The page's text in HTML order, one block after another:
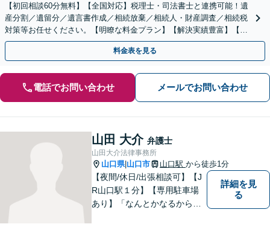
【初回相談60分無料】【全国対応】税理士・司法書士と連携可能！遺
産分割／遺留分／遺言書作成／相続放棄／相続人・財産調査／相続税
対策等お任せください。【明瞭な料金プラン】【解決実績豊富】【電
話相談可】
料金表を見る
電話でお問い合わせ メールでお問い合わせ
山田 大介 弁護士
山田大介法律事務所
山口県| 山口市 山口駅 から徒歩1分
【夜間/休日/出張相談可】【J
R山口駅１分】【専用駐車場
あり】「なんとかなるから大
詳細を見
る